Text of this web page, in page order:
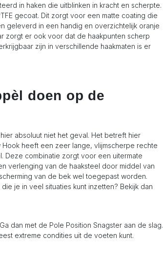
in haken die uitblinken in kracht en scherpte.
gecoat. Dit zorgt voor een matte coating die
geleverd in een handig en overzichtelijk oranje
zorgt er ook voor dat de haakpunten scherp
zijn in verschillende haakmaten is er
doen op de
absoluut niet het geval. Het betreft hier
heeft een zeer lange, vlijmscherpe rechte
Deze combinatie zorgt voor een uitermate
verlenging van de haaksteel door middel van
van de bek wel toegepast worden.
je in veel situaties kunt inzetten? Bekijk dan
dan met de Pole Position Snagster aan de slag.
extreme condities uit de voeten kunt.